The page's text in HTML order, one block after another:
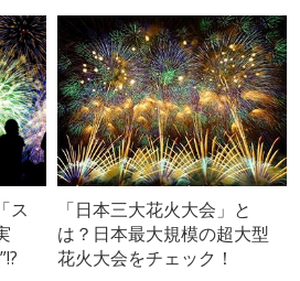
ス
「日本三大花火大会」と
は？日本最大規模の超大型
花火大会をチェック！